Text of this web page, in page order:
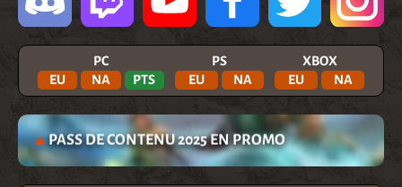
PC
EU
NA PTS
PS
EU
NA
XBOX
EU
NA
PASS DE CONTENU 2025 EN PROMO